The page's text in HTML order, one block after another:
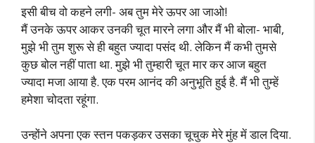
इसी बीच वो कहने लगी- अब तुम मेरे ऊपर आ जाओ!
मैं उनके ऊपर आकर उनकी चूत मारने लगा और मैं भी बोला- भाबी,
मुझे भी तुम शुरू से ही बहुत ज्यादा पसंद थी. लेकिन मैं कभी तुमसे
कुछ बोल नहीं पाता था. मुझे भी तुम्हारी चूत मार कर आज बहुत
ज्यादा मजा आया है. एक परम आनंद की अनुभूति हुई है. मैं भी तुम्हें
हमेशा चोदता रहूंगा.
उन्होंने अपना एक स्तन पकड़कर उसका चूचुक मेरे मुंह में डाल दिया.